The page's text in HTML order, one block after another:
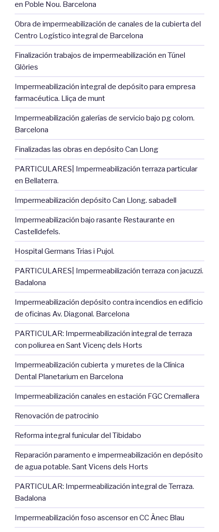
en Poble Nou. Barcelona
Obra de impermeabilización de canales de la cubierta del
Centro Logístico integral de Barcelona
Finalización trabajos de impermeabilización en Túnel
Glòries
Impermeabilización integral de depósito para empresa
farmacéutica. Lliça de munt
Impermeabilización galerías de servicio bajo pg colom.
Barcelona
Finalizadas las obras en depósito Can Llong
PARTICULARES| Impermeabilización terraza particular
en Bellaterra.
Impermeabilización depósito Can Llong. sabadell
Impermeabilización bajo rasante Restaurante en
Castelldefels.
Hospital Germans Trias i Pujol.
PARTICULARES| Impermeabilización terraza con jacuzzi.
Badalona
Impermeabilización depósito contra incendios en edificio
de oficinas Av. Diagonal. Barcelona
PARTICULAR: Impermeabilización integral de terraza
con poliurea en Sant Vicenç dels Horts
Impermeabilización cubierta y muretes de la Clínica
Dental Planetarium en Barcelona
Impermeabilización canales en estación FGC Cremallera
Renovación de patrocinio
Reforma integral funicular del Tibidabo
Reparación paramento e impermeabilización en depósito
de agua potable. Sant Vicens dels Horts
PARTICULAR: Impermeabilización integral de Terraza.
Badalona
Impermeabilización foso ascensor en CC Ànec Blau